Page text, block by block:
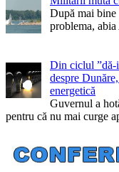
După mai bine
problema, abia
Din ciclul ”dă-
despre
energetică
Guvernul a
pentru că nu mai curge